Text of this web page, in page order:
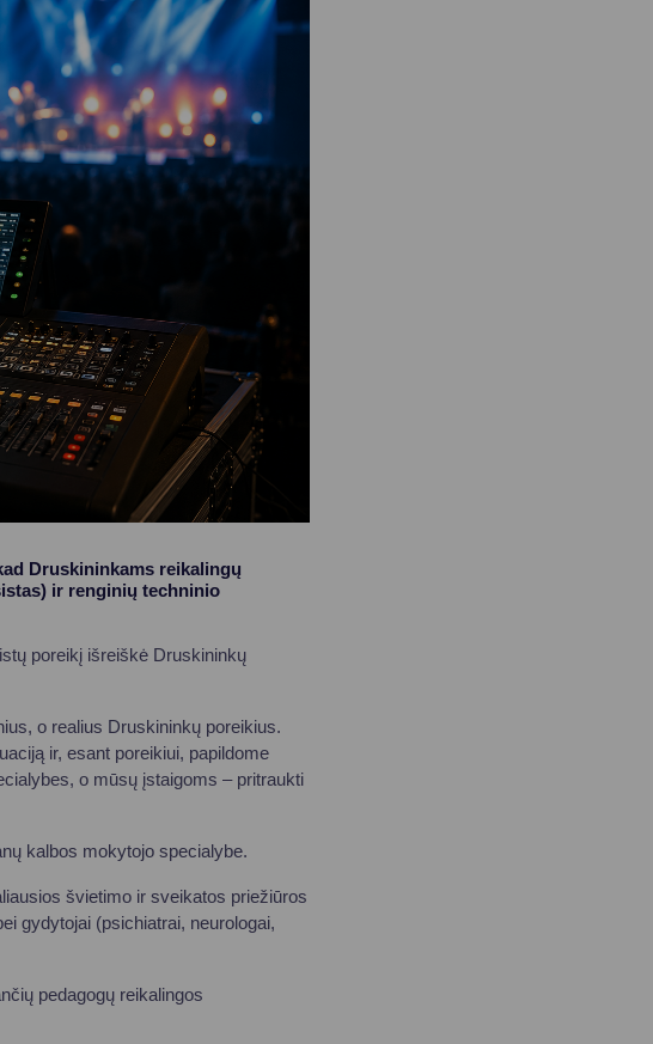
Druskininkams reikalingų
ir renginių techninio
poreikį išreiškė Druskininkų
o realius Druskininkų poreikius.
ir, esant poreikiui, papildome
o mūsų įstaigoms – pritraukti
kalbos mokytojo specialybe.
švietimo ir sveikatos priežiūros
gydytojai (psichiatrai, neurologai,
pedagogų reikalingos